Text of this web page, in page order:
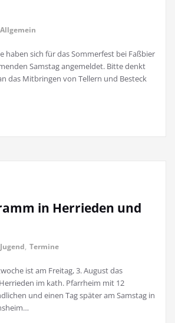
Allgemein
haben sich für das Sommerfest bei Faßbier
Samstag angemeldet. Bitte denkt
das Mitbringen von Tellern und Besteck
in Herrieden und
Jugend, Termine
ist am Freitag, 3. August das
im kath. Pfarrheim mit 12
und einen Tag später am Samstag in